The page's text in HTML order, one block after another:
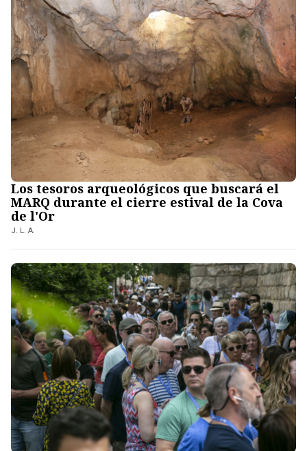
Los tesoros arqueológicos que buscará el
MARQ durante el cierre estival de la Cova
de l'Or
J. L. A.